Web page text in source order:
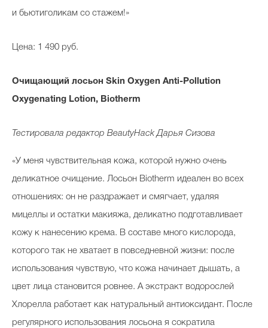
и бьютиголикам со стажем!»
Цена: 1 490 руб.
Очищающий лосьон Skin Oxygen Anti-Pollution
Oxygenating Lotion, Biotherm
Тестировала редактор BeautyHack Дарья Сизова
«У меня чувствительная кожа, которой нужно очень
деликатное очищение. Лосьон Biotherm идеален во всех
отношениях: он не раздражает и смягчает, удаляя
мицеллы и остатки макияжа, деликатно подготавливает
кожу к нанесению крема. В составе много кислорода,
которого так не хватает в повседневной жизни: после
использования чувствую, что кожа начинает дышать, а
цвет лица становится ровнее. А экстракт водорослей
Хлорелла работает как натуральный антиоксидант. После
регулярного использования лосьона я сократила